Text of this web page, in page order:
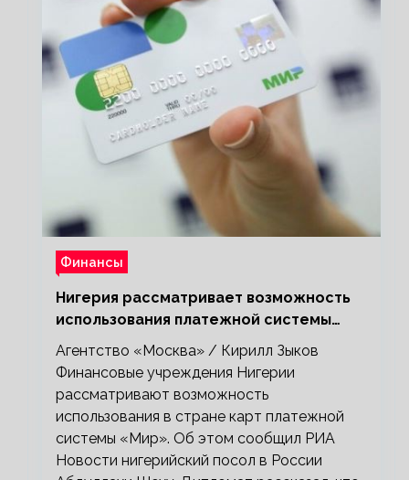
Финансы
Нигерия рассматривает возможность
использования платежной системы
«Мир»
Агентство «Москва» / Кирилл Зыков
Финансовые учреждения Нигерии
рассматривают возможность
использования в стране карт платежной
системы «Мир». Об этом сообщил РИА
Новости нигерийский посол в России